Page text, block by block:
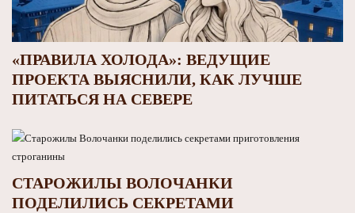
«ПРАВИЛА ХОЛОДА»: ВЕДУЩИЕ
ПРОЕКТА ВЫЯСНИЛИ, КАК ЛУЧШЕ
ПИТАТЬСЯ НА СЕВЕРЕ
СТАРОЖИЛЫ ВОЛОЧАНКИ
ПОДЕЛИЛИСЬ СЕКРЕТАМИ